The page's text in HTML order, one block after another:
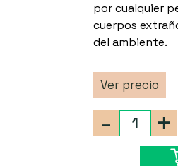
por cualquier
cuerpos
del ambiente.
Ver precio
+
-